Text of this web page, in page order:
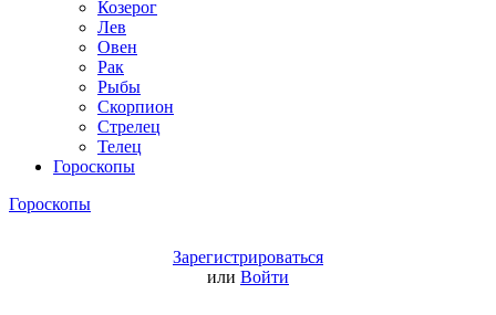
Козерог
Лев
Овен
Рак
Рыбы
Скорпион
Стрелец
Телец
Гороскопы
Гороскопы
Зарегистрироваться
или Войти